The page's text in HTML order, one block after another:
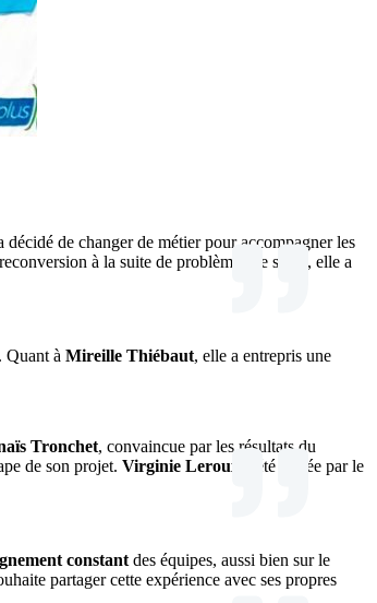
décidé de changer de métier pour accompagner les
à la suite de problèmes de santé, elle a
Quant à Mireille Thiébaut, elle a entrepris une
Tronchet, convaincue par les résultats du
de son projet. Virginie Leroux
a été attirée par le
constant des équipes, aussi bien sur le
partager cette expérience avec ses propres